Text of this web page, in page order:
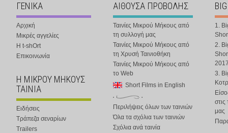
ΓΕΝΙΚΑ
Αρχική
Μικρές αγγελίες
Η t-shOrt
Επικοινωνία
Η ΜΙΚΡΟΥ ΜΗΚΟΥΣ
ΤΑΙΝΙΑ
Ειδήσεις
Τράπεζα σεναρίων
Trailers
ΑΙΘΟΥΣΑ ΠΡΟΒΟΛΗΣ
Ταινίες Μικρού Μήκους από
τη συλλογή μας
Ταινίες Μικρού Μήκους από
τη Χρυσή Ταινιοθήκη
Ταινίες Μικρού Μήκους από
το Web
Short Films in English
Περιλήψεις όλων των ταινιών
Όλα τα σχόλια των ταινιών
Σχόλια ανά ταινία
1.
2.
3.
στις
μας